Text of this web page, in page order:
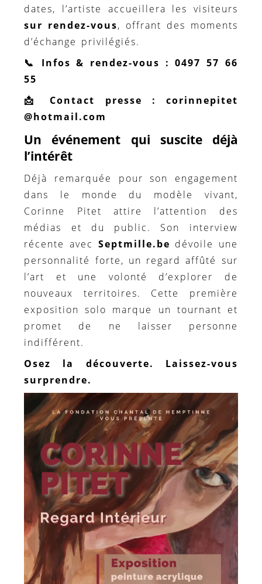
dates, l’artiste accueillera les visiteurs
sur rendez-vous, offrant des moments
d’échange privilégiés.
📞 Infos & rendez-vous : 0497 57 66
55
📩 Contact presse : corinnepitet
@hotmail.com
Un événement qui suscite déjà
l’intérêt
Déjà remarquée pour son engagement
dans le monde du modèle vivant,
Corinne Pitet attire l’attention des
médias et du public. Son interview
récente avec Septmille.be dévoile une
personnalité forte, un regard affûté sur
l’art et une volonté d’explorer de
nouveaux territoires. Cette première
exposition solo marque un tournant et
promet de ne laisser personne
indifférent.
Osez la découverte. Laissez-vous
surprendre.